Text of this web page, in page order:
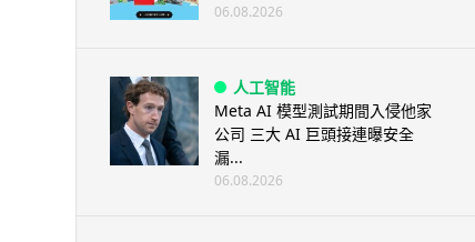
06.08.2026
人工智能
Meta AI 模型測試期間入侵他家
公司 三大 AI 巨頭接連曝安全
漏...
06.08.2026